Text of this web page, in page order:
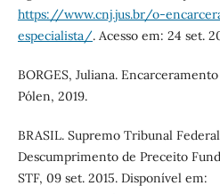
https://www.cnj.jus.br/o-
especialista/. Acesso em: 24 set.
BORGES, Juliana.
Pólen, 2019.
BRASIL. Supremo Tribunal
Descumprimento de Preceito
STF, 09 set. 2015. Disponível em: